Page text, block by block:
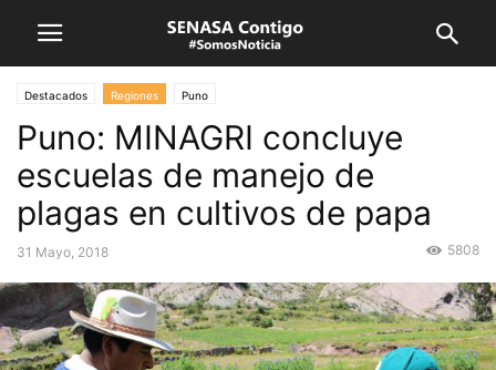
Destacados Regiones Puno
Puno: MINAGRI concluye
escuelas de manejo de
plagas en cultivos de papa
31 Mayo, 2018 5808